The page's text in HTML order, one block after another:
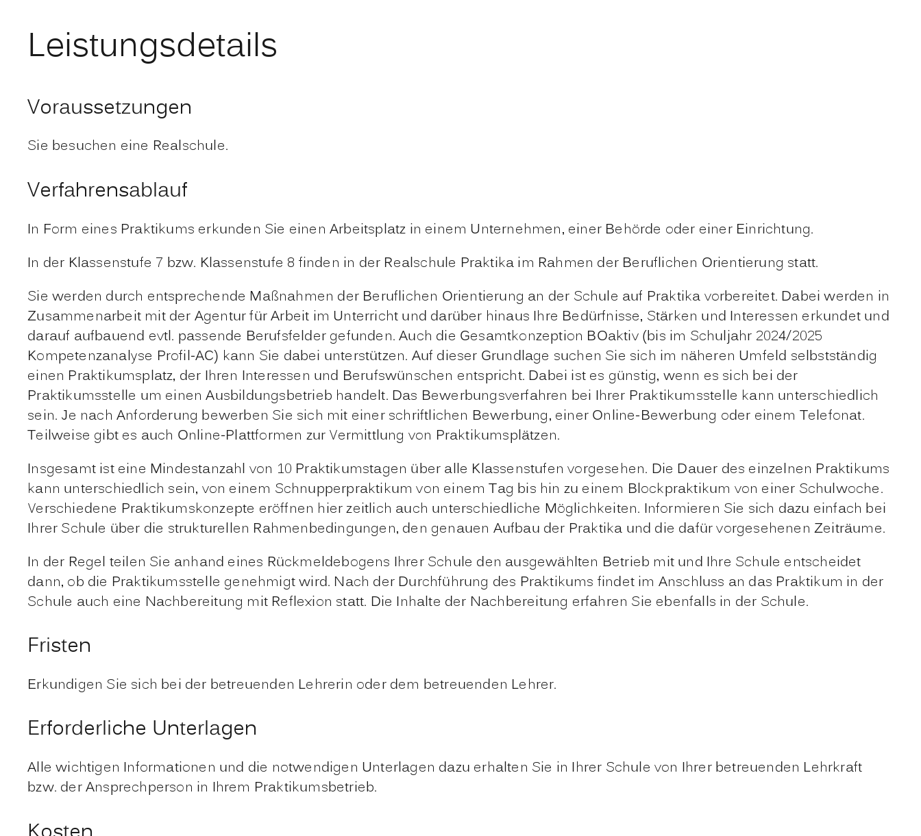
Leistungsdetails
Voraussetzungen
Sie besuchen eine Realschule.
Verfahrensablauf
In Form eines Praktikums erkunden Sie einen Arbeitsplatz in einem Unternehmen, einer Behörde oder einer Einrichtung.
In der Klassenstufe 7 bzw. Klassenstufe 8 finden in der Realschule Praktika im Rahmen der Beruflichen Orientierung statt.
Sie werden durch entsprechende Maßnahmen der Beruflichen Orientierung an der Schule auf Praktika vorbereitet. Dabei werden in
Zusammenarbeit mit der Agentur für Arbeit im Unterricht und darüber hinaus Ihre Bedürfnisse, Stärken und Interessen erkundet und
darauf aufbauend evtl. passende Berufsfelder gefunden. Auch die Gesamtkonzeption BOaktiv (bis im Schuljahr 2024/2025
Kompetenzanalyse Profil-AC) kann Sie dabei unterstützen. Auf dieser Grundlage suchen Sie sich im näheren Umfeld selbstständig
einen Praktikumsplatz, der Ihren Interessen und Berufswünschen entspricht. Dabei ist es günstig, wenn es sich bei der
Praktikumsstelle um einen Ausbildungsbetrieb handelt. Das Bewerbungsverfahren bei Ihrer Praktikumsstelle kann unterschiedlich
sein. Je nach Anforderung bewerben Sie sich mit einer schriftlichen Bewerbung, einer Online-Bewerbung oder einem Telefonat.
Teilweise gibt es auch Online-Plattformen zur Vermittlung von Praktikumsplätzen.
Insgesamt ist eine Mindestanzahl von 10 Praktikumstagen über alle Klassenstufen vorgesehen. Die Dauer des einzelnen Praktikums
kann unterschiedlich sein, von einem Schnupperpraktikum von einem Tag bis hin zu einem Blockpraktikum von einer Schulwoche.
Verschiedene Praktikumskonzepte eröffnen hier zeitlich auch unterschiedliche Möglichkeiten. Informieren Sie sich dazu einfach bei
Ihrer Schule über die strukturellen Rahmenbedingungen, den genauen Aufbau der Praktika und die dafür vorgesehenen Zeiträume.
In der Regel teilen Sie anhand eines Rückmeldebogens Ihrer Schule den ausgewählten Betrieb mit und Ihre Schule entscheidet
dann, ob die Praktikumsstelle genehmigt wird. Nach der Durchführung des Praktikums findet im Anschluss an das Praktikum in der
Schule auch eine Nachbereitung mit Reflexion statt. Die Inhalte der Nachbereitung erfahren Sie ebenfalls in der Schule.
Fristen
Erkundigen Sie sich bei der betreuenden Lehrerin oder dem betreuenden Lehrer.
Erforderliche Unterlagen
Alle wichtigen Informationen und die notwendigen Unterlagen dazu erhalten Sie in Ihrer Schule von Ihrer betreuenden Lehrkraft
bzw. der Ansprechperson in Ihrem Praktikumsbetrieb.